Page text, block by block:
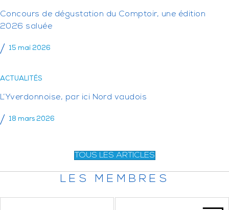
Concours de dégustation du Comptoir, une édition
2026 saluée
15 mai 2026
ACTUALITÉS
L’Yverdonnoise, par ici Nord vaudois
18 mars 2026
TOUS LES ARTICLES
LES MEMBRES